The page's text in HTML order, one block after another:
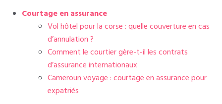
Courtage en assurance
Vol hôtel pour la corse : quelle couverture en cas
d’annulation ?
Comment le courtier gère-t-il les contrats
d’assurance internationaux
Cameroun voyage : courtage en assurance pour
expatriés